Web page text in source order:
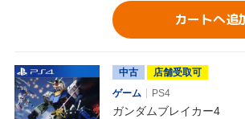
カートへ追
中古
店舗受取可
ゲーム
PS4
ガンダムブレイカー4